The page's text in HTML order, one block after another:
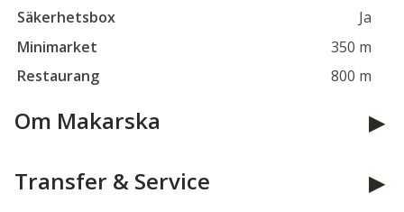
Säkerhetsbox
Ja
Minimarket
350 m
Restaurang
800 m
Om Makarska
Transfer & Service